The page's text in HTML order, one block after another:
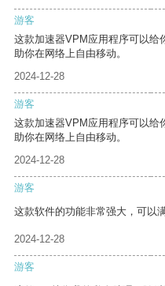
游客
这款加速器VPM应用程序可以给
助你在网络上自由移动。
2024-12-28
游客
这款加速器VPM应用程序可以给
助你在网络上自由移动。
2024-12-28
游客
这款软件的功能非常强大，可以
2024-12-28
游客